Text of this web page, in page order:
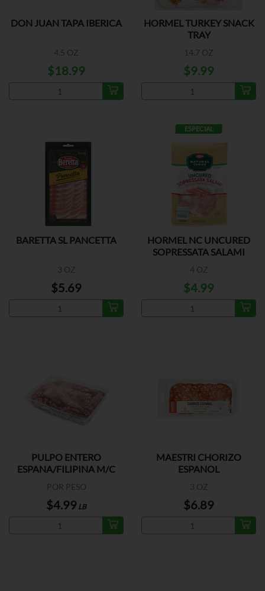
DON JUAN TAPA IBERICA
4.5 OZ
$18.99
HORMEL TURKEY SNACK
TRAY
14.7 OZ
$9.99
BARETTA SL PANCETTA
3 OZ
$5.69
ESPECIAL
HORMEL NC UNCURED
SOPRESSATA SALAMI
4 OZ
$4.99
PULPO ENTERO
ESPANA/FILIPINA M/C
POR PESO
$4.99 LB
MAESTRI CHORIZO
ESPANOL
3 OZ
$6.89